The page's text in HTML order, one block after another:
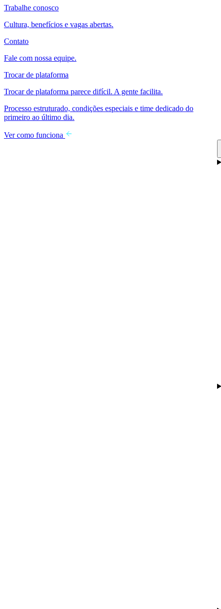
Trabalhe conosco
Cultura, benefícios e vagas abertas.
Contato
Fale com nossa equipe.
Trocar de plataforma
Trocar de plataforma parece difícil. A gente facilita.
Processo estruturado, condições especiais e time dedicado do
primeiro ao último dia.
Ver como funciona